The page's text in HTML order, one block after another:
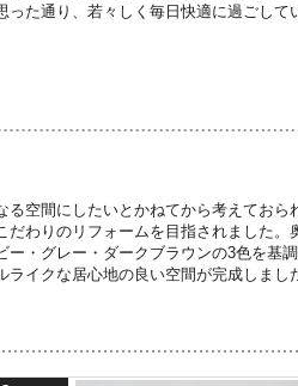
た通り、若々しく毎日快適に過ごして
空間にしたいとかねてから考えておら
わりのリフォームを目指されました。
・グレー・ダークブラウンの3色を基
イクな居心地の良い空間が完成しまし